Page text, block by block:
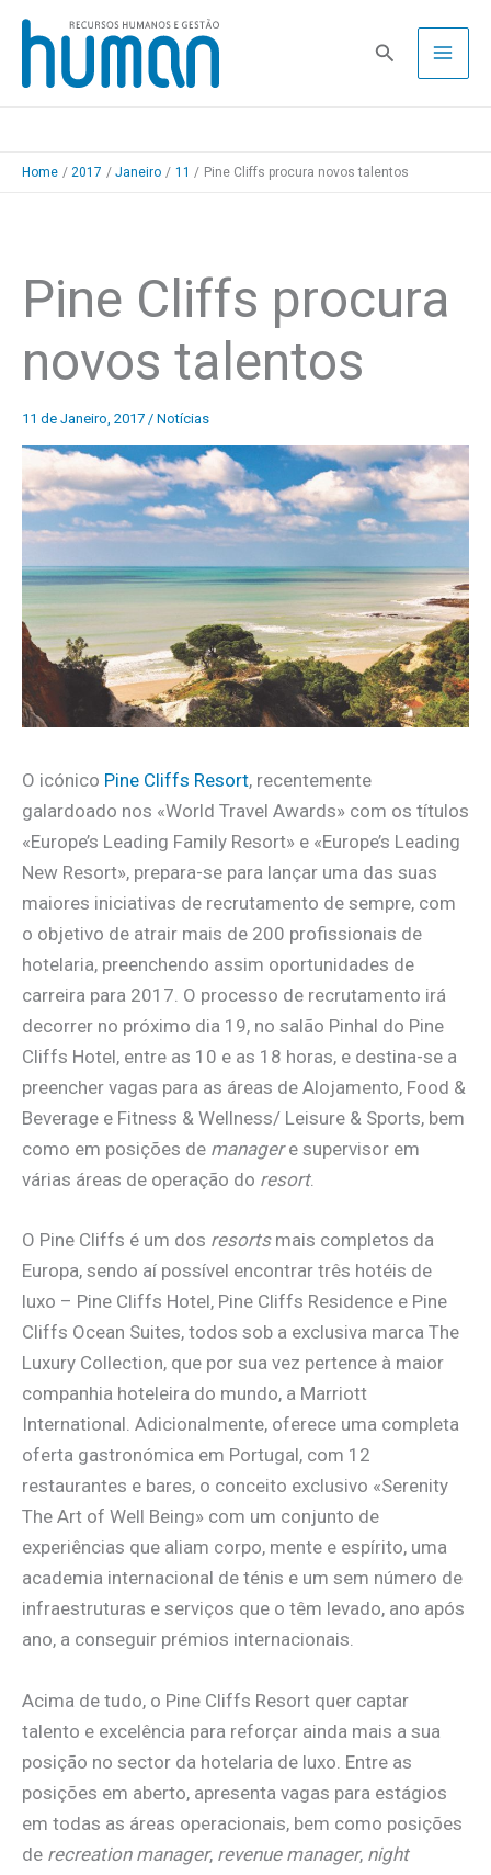
Skip
content
Pesquisa
Home 2017 Janeiro 11 Pine Cliffs procura novos talentos
Pine Cliffs procura
novos talentos
11 de Janeiro, 2017 / Notícias
O icónico Pine Cliffs Resort, recentemente
galardoado nos «World Travel Awards» com os títulos
«Europe’s Leading Family Resort» e «Europe’s Leading
New Resort», prepara-se para lançar uma das suas
maiores iniciativas de recrutamento de sempre, com
o objetivo de atrair mais de 200 profissionais de
hotelaria, preenchendo assim oportunidades de
carreira para 2017. O processo de recrutamento irá
decorrer no próximo dia 19, no salão Pinhal do Pine
Cliffs Hotel, entre as 10 e as 18 horas, e destina-se a
preencher vagas para as áreas de Alojamento, Food &
Beverage e Fitness & Wellness/ Leisure & Sports, bem
como em posições de managere supervisor em
várias áreas de operação do resort.
O Pine Cliffs é um dos resortsmais completos da
Europa, sendo aí possível encontrar três hotéis de
luxo – Pine Cliffs Hotel, Pine Cliffs Residence e Pine
Cliffs Ocean Suites, todos sob a exclusiva marca The
Luxury Collection, que por sua vez pertence à maior
companhia hoteleira do mundo, a Marriott
International. Adicionalmente, oferece uma completa
oferta gastronómica em Portugal, com 12
restaurantes e bares, o conceito exclusivo «Serenity
The Art of Well Being» com um conjunto de
experiências que aliam corpo, mente e espírito, uma
academia internacional de ténis e um sem número de
infraestruturas e serviços que o têm levado, ano após
ano, a conseguir prémios internacionais.
Acima de tudo, o Pine Cliffs Resort quer captar
talento e excelência para reforçar ainda mais a sua
posição no sector da hotelaria de luxo. Entre as
posições em aberto, apresenta vagas para estágios
em todas as áreas operacionais, bem como posições
de recreation manager, revenue manager, night